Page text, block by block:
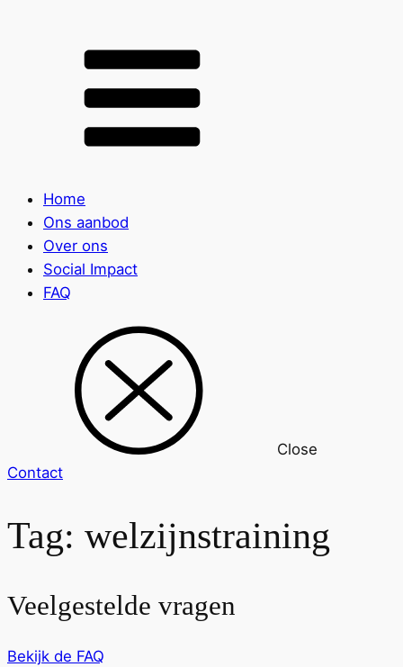
Home
Ons aanbod
Over ons
Social Impact
FAQ
Close
Contact
Tag: welzijnstraining
Veelgestelde vragen
Bekijk de FAQ